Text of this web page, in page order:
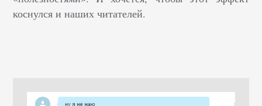
коснулся и наших читателей.